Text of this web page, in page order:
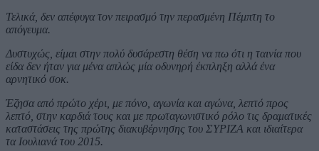
Τελικά, δεν απέφυγα τον πειρασμό την περασμένη Πέμπτη το
απόγευμα.
Δυστυχώς, είμαι στην πολύ δυσάρεστη θέση να πω ότι η ταινία που
είδα δεν ήταν για μένα απλώς μία οδυνηρή έκπληξη αλλά ένα
αρνητικό σοκ.
Έζησα από πρώτο χέρι, με πόνο, αγωνία και αγώνα, λεπτό προς
λεπτό, στην καρδιά τους και με πρωταγωνιστικό ρόλο τις δραματικές
καταστάσεις της πρώτης διακυβέρνησης του ΣΥΡΙΖΑ και ιδιαίτερα
τα Ιουλιανά του 2015.